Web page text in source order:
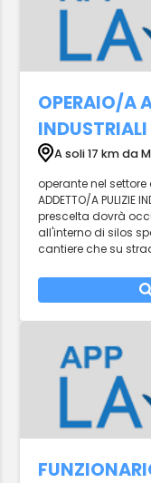
OPERAIO/A
A soli 17 km da
operante nel settore
ADDETTO/A PULIZIE
prescelta dovrà
all'interno di silos
cantiere che su